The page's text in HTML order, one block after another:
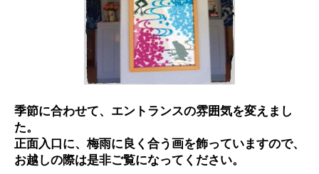
季節に合わせて、エントランスの雰囲気を変えまし
た。
正面入口に、梅雨に良く合う画を飾っていますので、
お越しの際は是非ご覧になってください。